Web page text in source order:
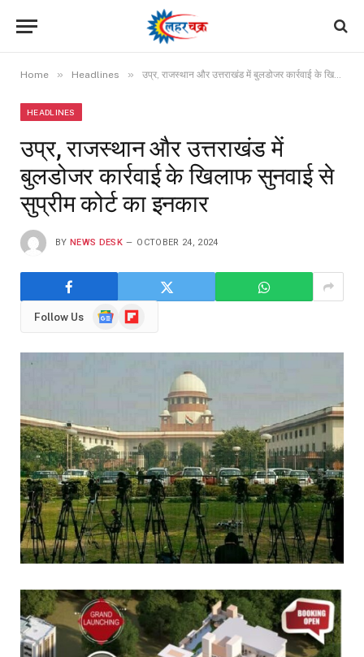
Home » Headlines » उप्र, राजस्थान और उत्तराखंड में बुलडोजर कार्रवाई के खिलाफ सुनवाई से सुप्रीम कोर्ट का इनकार
HEADLINES
उप्र, राजस्थान और उत्तराखंड में
बुलडोजर कार्रवाई के खिलाफ सुनवाई से
सुप्रीम कोर्ट का इनकार
BY NEWS DESK OCTOBER 24, 2024
Follow Us
GoogleFlipboard